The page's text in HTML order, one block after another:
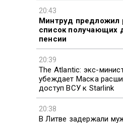
20:43
Минтруд предложил
список получающих
пенсии
20:39
The Atlantic: экс-
убеждает Маска
доступ ВСУ к Starlink
20:38
В Литве задержали